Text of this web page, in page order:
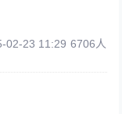
02-23 11:29 6706人